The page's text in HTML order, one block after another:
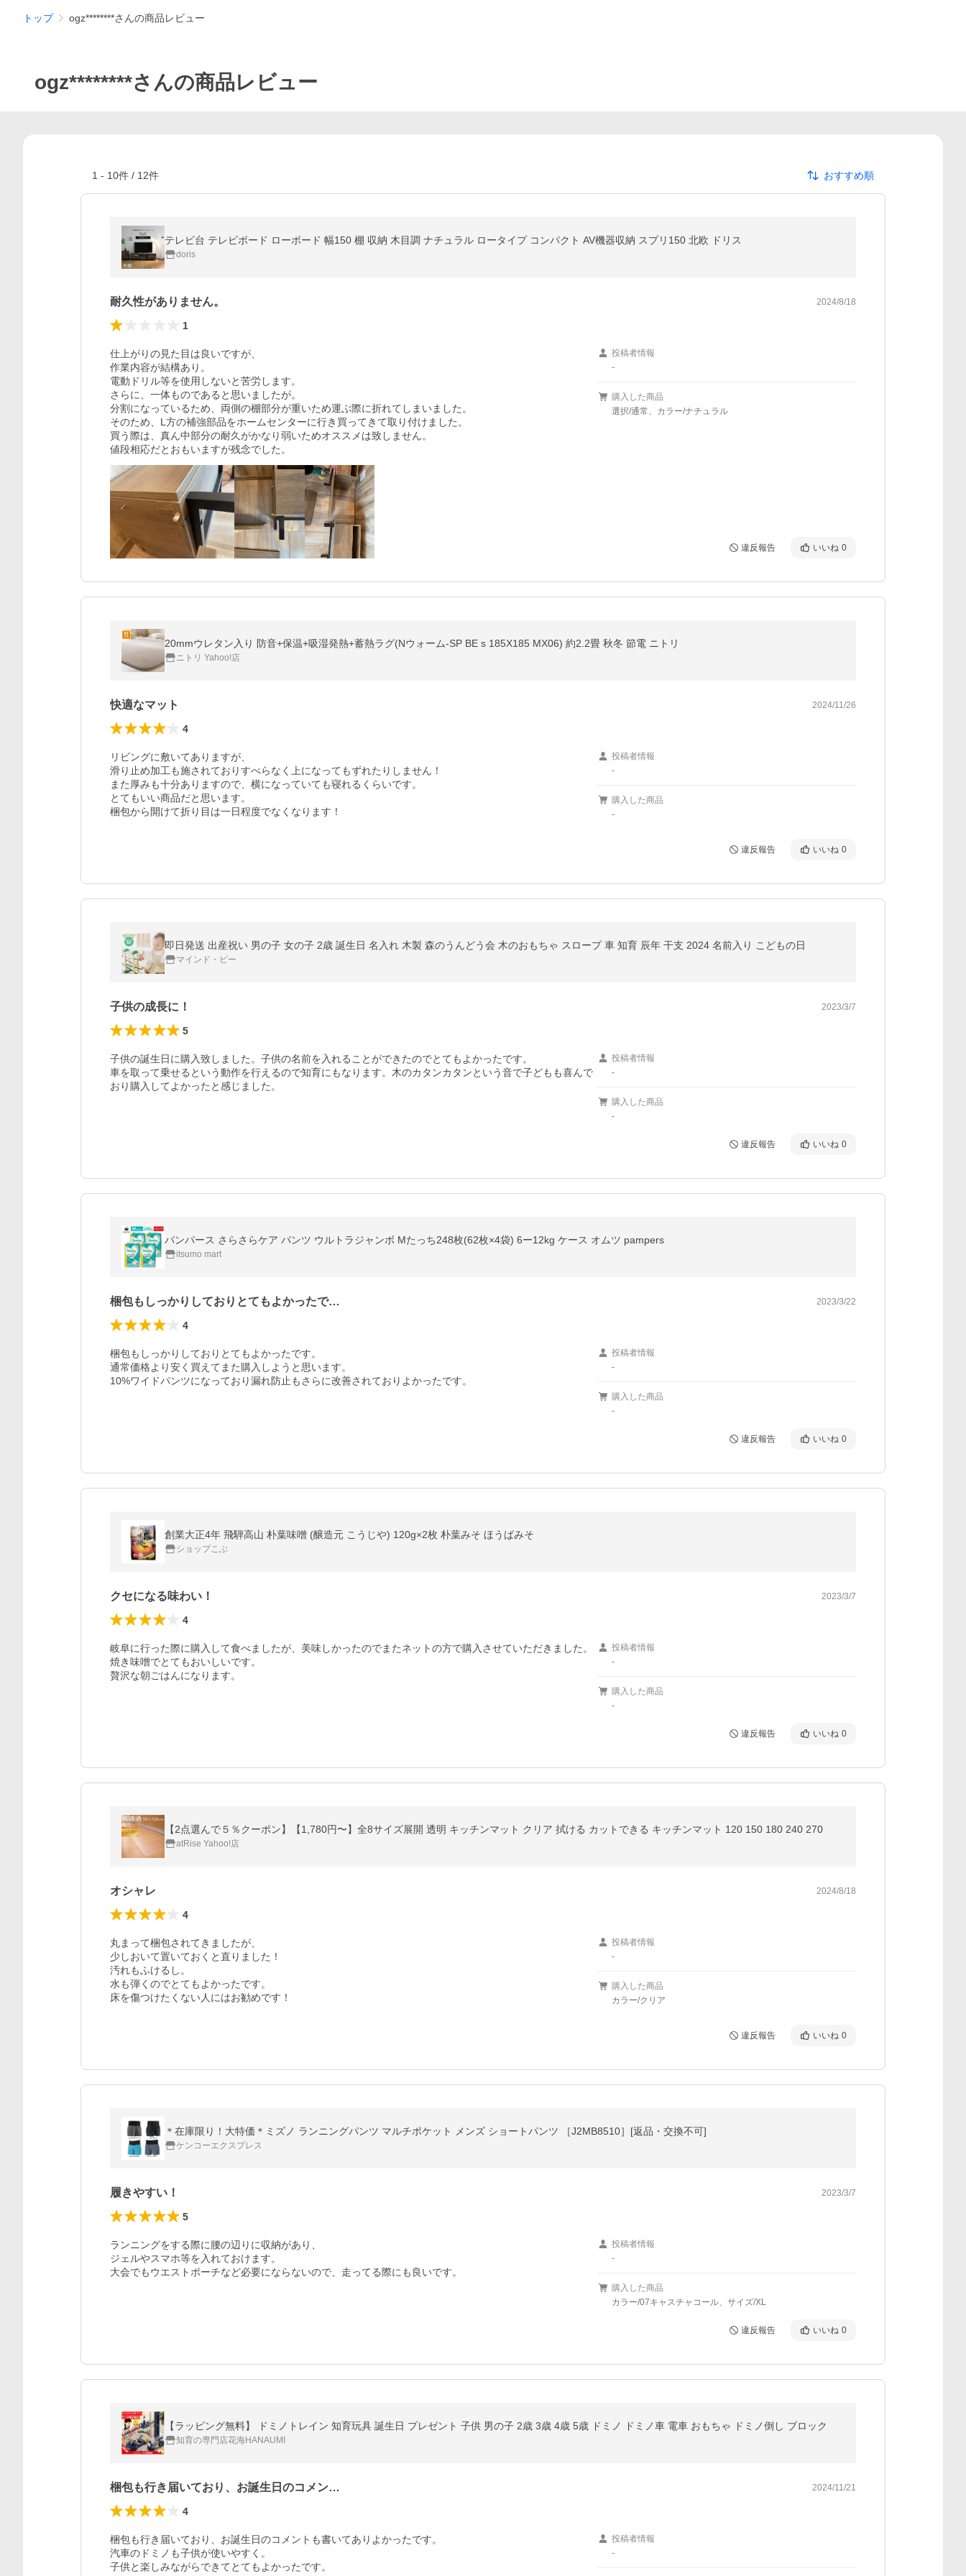
トップ ogz********さんの商品レビュー
ogz********さんの商品レビュー
1 - 10件 / 12件 おすすめ順
テレビ台 テレビボード ローボード 幅150 棚 収納 木目調 ナチュラル ロータイプ コンパクト AV機器収納 スプリ150 北欧 ドリス
doris
耐久性がありません。 2024/8/18
1
仕上がりの見た目は良いですが、
作業内容が結構あり。
電動ドリル等を使用しないと苦労します。
さらに、一体ものであると思いましたが。
分割になっているため、両側の棚部分が重いため運ぶ際に折れてしまいました。
そのため、L方の補強部品をホームセンターに行き買ってきて取り付けました。
買う際は、真ん中部分の耐久がかなり弱いためオススメは致しません。
値段相応だとおもいますが残念でした。
投稿者情報
-
購入した商品
選択/通常、カラー/ナチュラル
違反報告 いいね 0
20mmウレタン入り 防音+保温+吸湿発熱+蓄熱ラグ(Nウォーム-SP BE s 185X185 MX06) 約2.2畳 秋冬 節電 ニトリ
ニトリ Yahoo!店
快適なマット 2024/11/26
4
リビングに敷いてありますが、
滑り止め加工も施されておりすべらなく上になってもずれたりしません！
また厚みも十分ありますので、横になっていても寝れるくらいです。
とてもいい商品だと思います。
梱包から開けて折り目は一日程度でなくなります！
投稿者情報
-
購入した商品
-
違反報告 いいね 0
即日発送 出産祝い 男の子 女の子 2歳 誕生日 名入れ 木製 森のうんどう会 木のおもちゃ スロープ 車 知育 辰年 干支 2024 名前入り こどもの日
マインド・ビー
子供の成長に！ 2023/3/7
5
子供の誕生日に購入致しました。子供の名前を入れることができたのでとてもよかったです。
車を取って乗せるという動作を行えるので知育にもなります。木のカタンカタンという音で子どもも喜んで
おり購入してよかったと感じました。
投稿者情報
-
購入した商品
-
違反報告 いいね 0
パンパース さらさらケア パンツ ウルトラジャンボ Mたっち248枚(62枚×4袋) 6ー12kg ケース オムツ pampers
itsumo mart
梱包もしっかりしておりとてもよかったで… 2023/3/22
4
梱包もしっかりしておりとてもよかったです。
通常価格より安く買えてまた購入しようと思います。
10%ワイドパンツになっており漏れ防止もさらに改善されておりよかったです。
投稿者情報
-
購入した商品
-
違反報告 いいね 0
創業大正4年 飛騨高山 朴葉味噌 (醸造元 こうじや) 120g×2枚 朴葉みそ ほうばみそ
ショップこぶ
クセになる味わい！ 2023/3/7
4
岐阜に行った際に購入して食べましたが、美味しかったのでまたネットの方で購入させていただきました。
焼き味噌でとてもおいしいです。
贅沢な朝ごはんになります。
投稿者情報
-
購入した商品
-
違反報告 いいね 0
【2点選んで５％クーポン】【1,780円〜】全8サイズ展開 透明 キッチンマット クリア 拭ける カットできる キッチンマット 120 150 180 240 270
atRise Yahoo!店
オシャレ 2024/8/18
4
丸まって梱包されてきましたが、
少しおいて置いておくと直りました！
汚れもふけるし。
水も弾くのでとてもよかったです。
床を傷つけたくない人にはお勧めです！
投稿者情報
-
購入した商品
カラー/クリア
違反報告 いいね 0
＊在庫限り！大特価＊ミズノ ランニングパンツ マルチポケット メンズ ショートパンツ ［J2MB8510］[返品・交換不可]
ケンコーエクスプレス
履きやすい！ 2023/3/7
5
ランニングをする際に腰の辺りに収納があり、
ジェルやスマホ等を入れておけます。
大会でもウエストポーチなど必要にならないので、走ってる際にも良いです。
投稿者情報
-
購入した商品
カラー/07キャスチャコール、サイズ/XL
違反報告 いいね 0
【ラッピング無料】 ドミノトレイン 知育玩具 誕生日 プレゼント 子供 男の子 2歳 3歳 4歳 5歳 ドミノ ドミノ車 電車 おもちゃ ドミノ倒し ブロック
知育の専門店花海HANAUMI
梱包も行き届いており、お誕生日のコメン… 2024/11/21
4
梱包も行き届いており、お誕生日のコメントも書いてありよかったです。
汽車のドミノも子供が使いやすく。
子供と楽しみながらできてとてもよかったです。
投稿者情報
-